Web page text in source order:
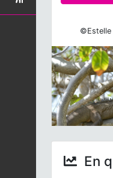
©Estelle
En